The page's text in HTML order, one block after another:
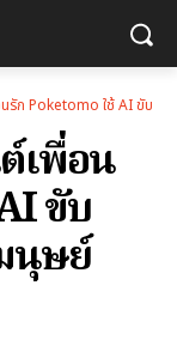
รัก Poketomo ใช้ AI ขับ
เพื่อน
ขับ
นุษย์